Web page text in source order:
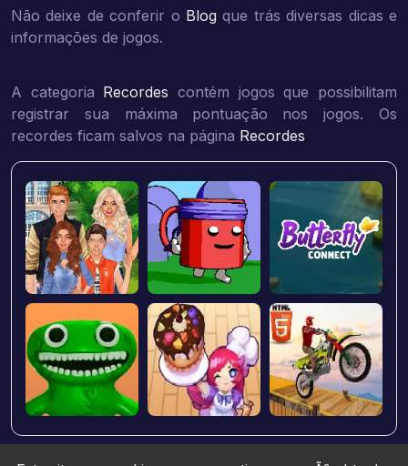
Não deixe de conferir o Blog que trás diversas dicas e
informações de jogos.
A categoria Recordes contém jogos que possibilitam
registrar sua máxima pontuação nos jogos. Os
recordes ficam salvos na página Recordes